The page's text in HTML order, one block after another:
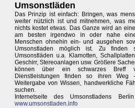
Umsonstläden
Das Prinzip ist einfach: Bringen, was
weiter nützlich ist und mitnehmen, was
nichts kostet etwas. Das Ganze wird an
am besten irgendwo in oder nahe
Menschen ohnehin ein- und ausgehen
Umsonstladen möglich ist. Zu finden
Umsonstläden u.a. Klamotten,
Geschirr, Stereoanlagen usw. Größere
können über ein schwarzes Breff
Dienstleistungen finden so ihren
Weitergabe von Wissen, handwerkliche
suchen.
Internetseite des Umsonstladens
www.umsonstladen.info